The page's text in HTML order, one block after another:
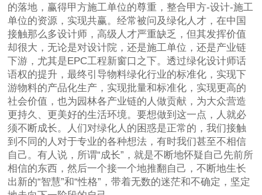
的落地，赢得甲方施工单位的尊重，整合甲方-设计-施工
单位的资源，实现共赢。经常被问及绿化人才，在中国
接触那么多设计师，高级人才严重缺乏，但其发挥价值
却很大，无论是对设计院，还是施工单位，还是产业链
下游，尤其是EPC工程新窗口之下。透过绿化设计师话
语权的提升，最终引导物料绿化行业的标准化，实现下
游物料的产品化生产，实现批量和标准化，实现更高的
社会价值，也为园林各产业链的人做贡献，为大众营造
更持久、更美好的生活环境。要想做到这一点，人就必
须不断成长。人们对绿化人的困惑是正常的，我们接触
到不同的人对于专业的各种想法，有时我们甚至不相信
自己。有人说，所谓“成长”，就是不断地怀疑自己先前所
相信的东西，然后一个接一个地推翻自己，不断地生长
出新的“智慧”和“性格”，带着无数的迷茫和不确定，坚定